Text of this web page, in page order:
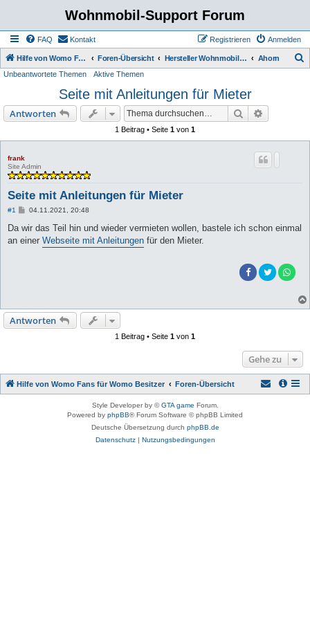
Wohnmobil-Support Forum
FAQ Kontakt Anmelden
Registrieren
Hilfe von Womo Fans für Womo Besitzer Foren-Übersicht Hersteller Wohnmobile Caravan Ahorn
Unbeantwortete Themen Aktive Themen
Seite mit Anleitungen für Mieter
Antworten Suche
1 Beitrag • Seite 1 von 1
frank
Site Admin
Seite mit Anleitungen für Mieter
#1
B
i
r
04.11.2021, 20:48
Da wir das Teil hin und wieder vermieten wollen, bastele ich schon einmal
an einer Webseite mit Anleitungen für den Mieter.
Antworten
1 Beitrag • Seite 1 von 1
Gehe zu
Hilfe von Womo Fans für Womo Besitzer Foren-Übersicht
Style Developer by ©GTA game Forum.
Powered by phpBB® Forum Software © phpBB Limited
Deutsche Übersetzung durch phpBB.de
Datenschutz| Nutzungsbedingungen